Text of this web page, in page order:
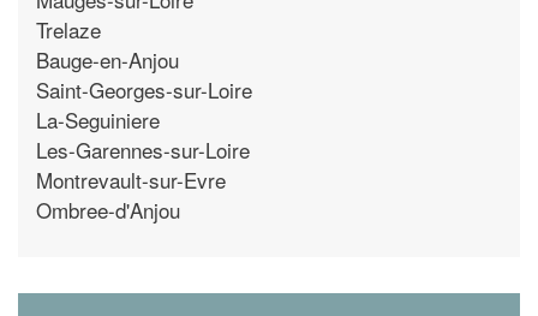
Trelaze
Bauge-en-Anjou
Saint-Georges-sur-Loire
La-Seguiniere
Les-Garennes-sur-Loire
Montrevault-sur-Evre
Ombree-d'Anjou